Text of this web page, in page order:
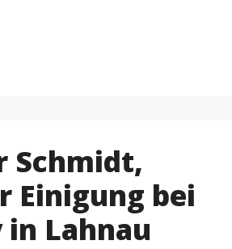
Schmidt,
Einigung bei
in Lahnau